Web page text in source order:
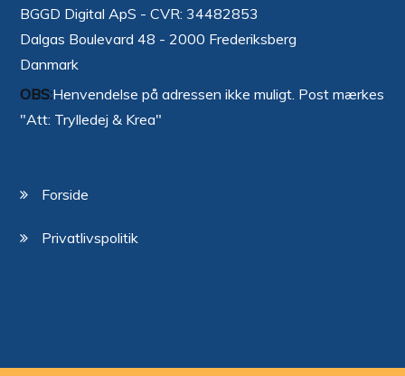
BGGD Digital ApS - CVR: 34482853
Dalgas Boulevard 48 - 2000 Frederiksberg
Danmark
OBS:Henvendelse på adressen ikke muligt. Post mærkes
"Att: Trylledej & Krea"
Forside
Privatlivspolitik